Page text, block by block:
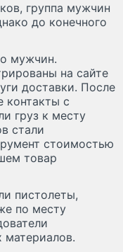
группа мужчин
до конечного
мужчин.
на сайте
доставки. После
контакты с
груз к месту
стали
стоимостью
товар
пистолеты,
по месту
материалов.